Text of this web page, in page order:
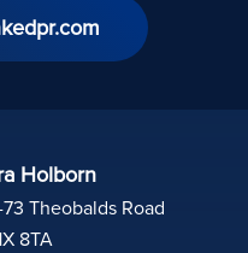
Holborn
Theobalds Road
8TA